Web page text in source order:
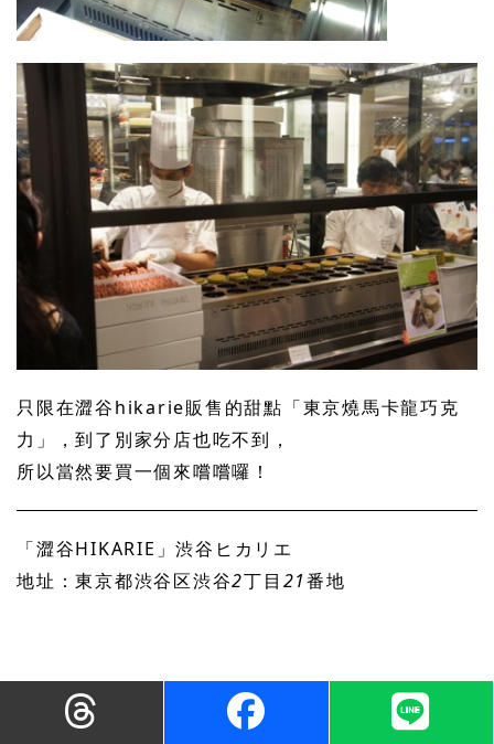
只限在澀谷hikarie販售的甜點「東京燒馬卡龍巧克
力」，到了別家分店也吃不到，
所以當然要買一個來嚐嚐囉！
「澀谷HIKARIE」渋谷ヒカリエ
地址：東京都渋谷区渋谷2丁目 21番地